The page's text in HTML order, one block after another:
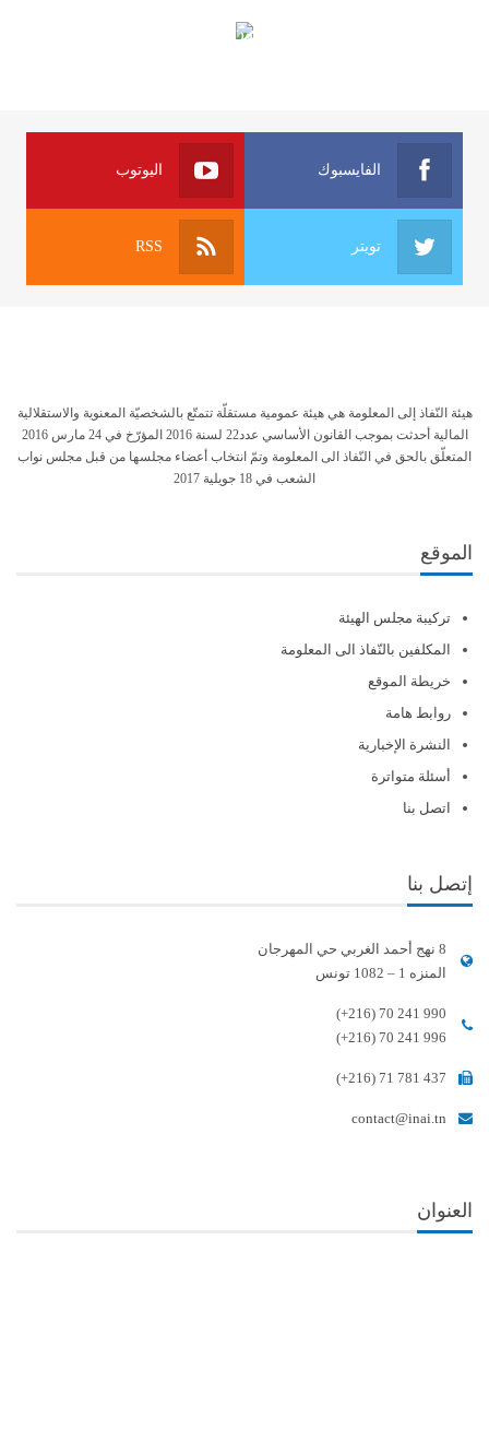
الهياكل الخاضعة لقانون النفاذ إلى المعلومة
الفايسبوك اليوتوب
تويتر RSS
هيئة النّفاذ إلى المعلومة هي هيئة عمومية مستقلّة تتمتّع بالشخصيّة المعنوية والاستقلالية
المالية أحدثت بموجب القانون الأساسي عدد22 لسنة 2016 المؤرّخ في 24 مارس 2016
المتعلّق بالحق في النّفاذ الى المعلومة وتمّ انتخاب أعضاء مجلسها من قبل مجلس نواب
الشعب في 18 جويلية 2017
الموقع
تركيبة مجلس الهيئة
المكلفين بالنّفاذ الى المعلومة
خريطة الموقع
روابط هامة
النشرة الإخبارية
أسئلة متواترة
اتصل بنا
إتصل بنا
8 نهج أحمد الغربي حي المهرجان
المنزه 1 – 1082 تونس
(+216) 70 241 990
(+216) 70 241 996
(+216) 71 781 437
contact@inai.tn
العنوان